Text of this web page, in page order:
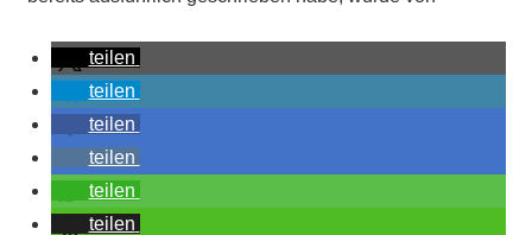
teilen
teilen
teilen
teilen
teilen
teilen